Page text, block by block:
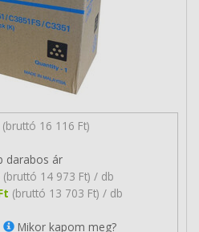
(bruttó 16 116 Ft)
darabos ár
(bruttó 14 973 Ft) / db
(bruttó 13 703 Ft) / db
Mikor kapom meg?